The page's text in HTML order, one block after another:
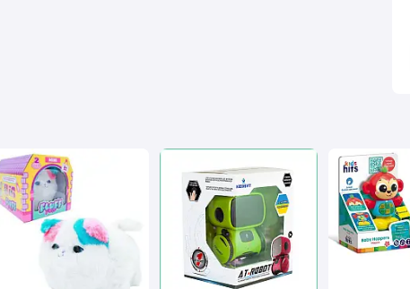
зарядкой – 120 песен
стиле – идеальный подарок для детей и
сомбреро, улыбается и двигается под музыку.